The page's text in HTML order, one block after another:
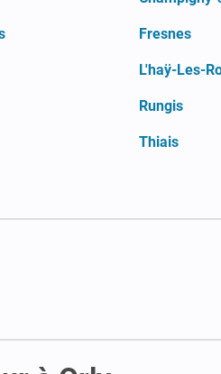
Fresnes
L'haÿ-Les-
Rungis
Thiais